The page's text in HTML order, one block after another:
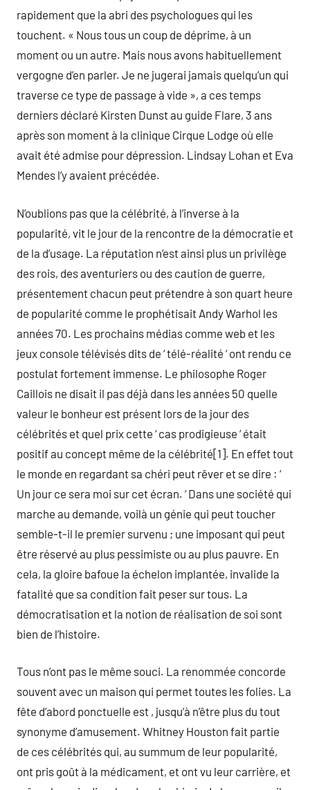
rapidement que la abri des psychologues qui les
touchent. « Nous tous un coup de déprime, à un
moment ou un autre. Mais nous avons habituellement
vergogne d’en parler. Je ne jugerai jamais quelqu’un qui
traverse ce type de passage à vide », a ces temps
derniers déclaré Kirsten Dunst au guide Flare, 3 ans
après son moment à la clinique Cirque Lodge où elle
avait été admise pour dépression. Lindsay Lohan et Eva
Mendes l’y avaient précédée.
N’oublions pas que la célébrité, à l’inverse à la
popularité, vit le jour de la rencontre de la démocratie et
de la d’usage. La réputation n’est ainsi plus un privilège
des rois, des aventuriers ou des caution de guerre,
présentement chacun peut prétendre à son quart heure
de popularité comme le prophétisait Andy Warhol les
années 70. Les prochains médias comme web et les
jeux console télévisés dits de ‘ télé-réalité ‘ ont rendu ce
postulat fortement immense. Le philosophe Roger
Caillois ne disait il pas déjà dans les années 50 quelle
valeur le bonheur est présent lors de la jour des
célébrités et quel prix cette ‘ cas prodigieuse ‘ était
positif au concept même de la célébrité[1]. En effet tout
le monde en regardant sa chéri peut rêver et se dire : ‘
Un jour ce sera moi sur cet écran. ‘ Dans une société qui
marche au demande, voilà un génie qui peut toucher
semble-t-il le premier survenu ; une imposant qui peut
être réservé au plus pessimiste ou au plus pauvre. En
cela, la gloire bafoue la échelon implantée, invalide la
fatalité que sa condition fait peser sur tous. La
démocratisation et la notion de réalisation de soi sont
bien de l’histoire.
Tous n’ont pas le même souci. La renommée concorde
souvent avec un maison qui permet toutes les folies. La
fête d’abord ponctuelle est , jusqu’à n’être plus du tout
synonyme d’amusement. Whitney Houston fait partie
de ces célébrités qui, au summum de leur popularité,
ont pris goût à la médicament, et ont vu leur carrière, et